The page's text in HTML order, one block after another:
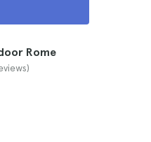
Rome